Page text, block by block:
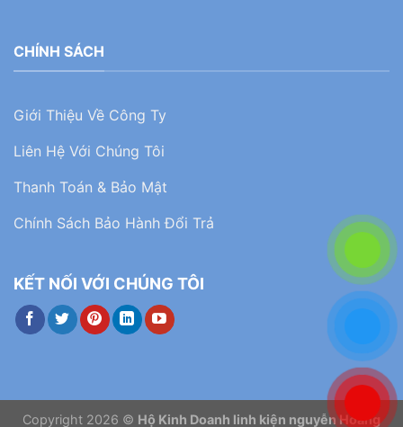
CHÍNH SÁCH
Giới Thiệu Về Công Ty
Liên Hệ Với Chúng Tôi
Thanh Toán & Bảo Mật
Chính Sách Bảo Hành Đổi Trả
KẾT NỐI VỚI CHÚNG TÔI
Copyright 2026 © Hộ Kinh Doanh linh kiện nguyễn Hoàng